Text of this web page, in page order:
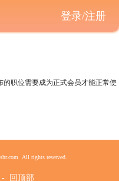
登录/注册
的职位需要成为正式会员才能正常使
All rights reserved.
- 回顶部